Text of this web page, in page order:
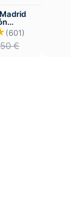
(601)
€